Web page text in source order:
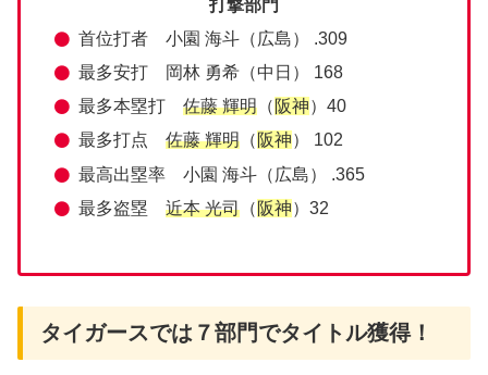
打撃部門
首位打者 小園 海斗（広島） .309
最多安打 岡林 勇希（中日） 168
最多本塁打佐藤 輝明 （ 阪神）40
最多打点佐藤 輝明 （ 阪神） 102
最高出塁率 小園 海斗（広島） .365
最多盗塁近本 光司 （ 阪神）32
タイガースでは７部門でタイトル獲得！